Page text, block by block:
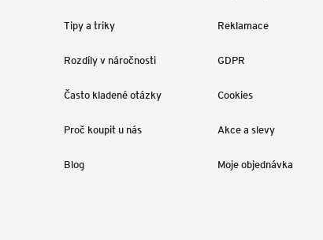
Tipy a triky
Rozdíly v náročnosti
Často kladené otázky
Proč koupit u nás
Blog
Reklamace
GDPR
Cookies
Akce a slevy
Moje objednávka